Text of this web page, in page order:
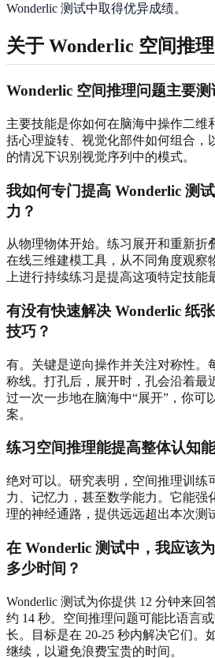
Wonderlic 测试中取得优异成绩。
关于 Wonderlic 空间推
Wonderlic 空间推理问题主要测
主要技能是你如何在脑海中操作二维
括心理旋转、视觉化部件如何组合，
的情况下识别视觉序列中的模式。
我如何专门提高 Wonderlic 测
力？
从物理物体开始。练习展开和重新折
在线三维建模工具，从不同角度观察
上进行持续练习是提高这项特定技能
有没有快速解决 Wonderlic 纸
技巧？
有。关键是逆向操作并关注对称性。
称线。打孔后，展开时，孔会沿着最
过一次一步地在脑海中“展开”，你可
案。
练习空间推理能提高整体认知
绝对可以。研究表明，空间推理训练
力、记忆力，甚至数学能力。它能强
理的神经通路，提供远远超出本次测
在 Wonderlic 测试中，我应该
多少时间？
Wonderlic 测试为你提供 12 分钟来回
约 14 秒。空间推理问题可能比语言
长。目标是在 20-25 秒内解决它们。
继续，以避免浪费宝贵的时间。